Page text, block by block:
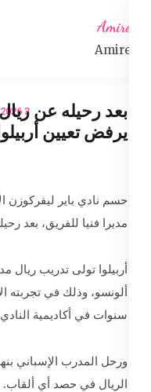
content
Amireta
Amireta
3 June 2026
بعد رحيله عن
يرفض تعيين أربيلوا
حسم نادي باير ليفركوزن
مديرا فنيا للفريق، بعد
أربيلوا تولى تدريب ريال
ألونسو، وذلك في تجربته
سنوات في أكاديمية
ورحل المدرب الإسباني
الريال في حصد أي ألقاب.